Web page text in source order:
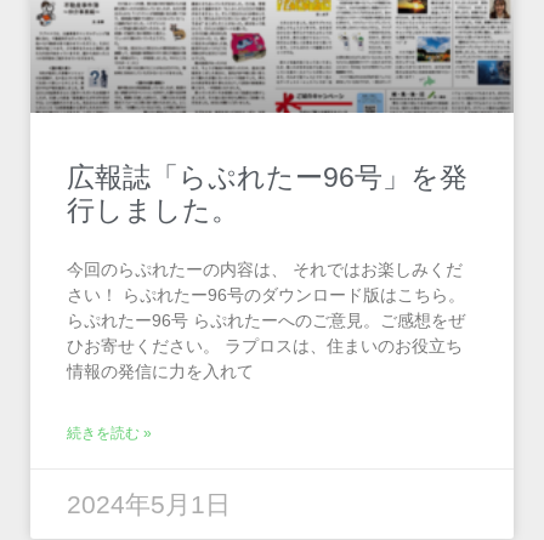
広報誌「らぷれたー96号」を発
行しました。
今回のらぷれたーの内容は、 それではお楽しみくだ
さい！ らぷれたー96号のダウンロード版はこちら。
らぷれたー96号 らぷれたーへのご意見。ご感想をぜ
ひお寄せください。 ラプロスは、住まいのお役立ち
情報の発信に力を入れて
続きを読む »
2024年5月1日